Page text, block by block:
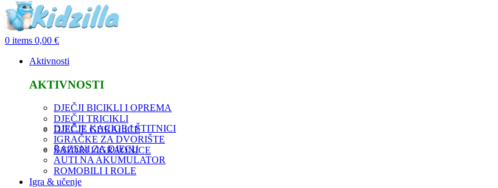
0 items 0,00 €
Aktivnosti
AKTIVNOSTI
DJEČJI BICIKLI I OPREMA
DJEČJI TRICIKLI
DJEČJE GURALICE
DJEČJE KACIGE I ŠTITNICI
IGRAČKE ZA DVORIŠTE
ŠATORI I IGRAONICE
BAZENI ZA DJECU
AUTI NA AKUMULATOR
ROMOBILI I ROLE
Igra & učenje